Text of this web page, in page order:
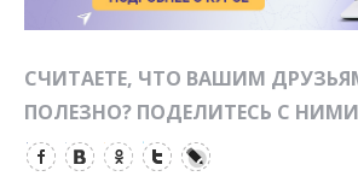
СЧИТАЕТЕ, ЧТО ВАШИМ
ПОЛЕЗНО? ПОДЕЛИТЕСЬ С